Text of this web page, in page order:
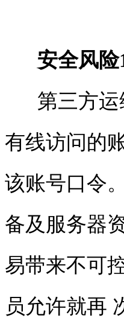
安全风险
第三方运
有线访问的
该账号口令
备及服务器
易带来不可
员允许就再